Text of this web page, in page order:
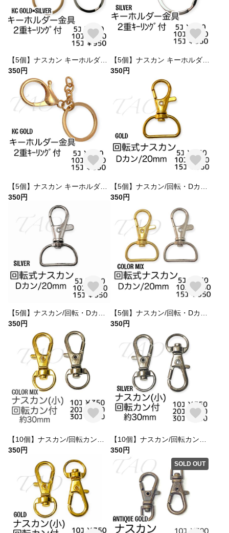
350円
350円
350円
350円
350円
350円
350円
350円
SOLD OUT